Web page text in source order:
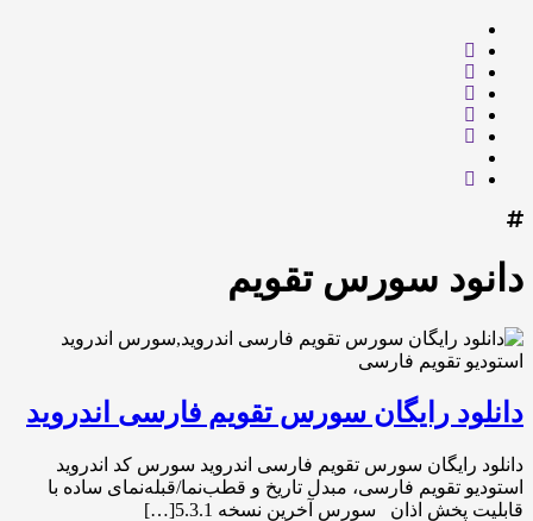
دانود سورس تقویم
دانلود رایگان سورس تقویم فارسی اندروید
دانلود رایگان سورس تقویم فارسی اندروید سورس کد اندروید
استودیو تقویم فارسی، مبدل تاریخ و قطب‌نما/قبله‌نمای ساده با
قابلیت پخش اذان سورس آخرین نسخه 5.3.1[…]